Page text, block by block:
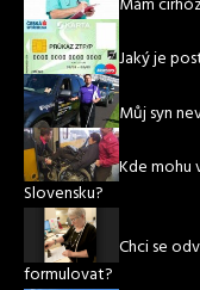
Mám
Jaký je
Můj syn
Kde mohu
Slovensku?
Chci se
formulovat?